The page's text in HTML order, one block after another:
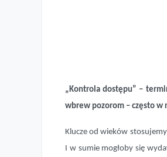
System klucza – domowe
„Kontrola dostępu” –
wbrew pozorom – często w
Klucze od wieków
I w sumie mogłoby się